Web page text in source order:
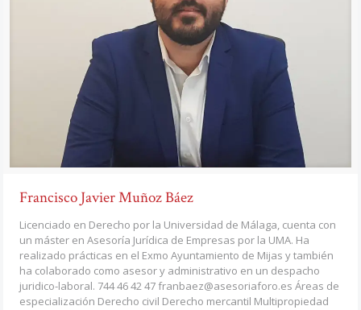
Francisco Javier Muñoz Báez
Licenciado en Derecho por la Universidad de Málaga, cuenta con
un máster en Asesoría Jurídica de Empresas por la UMA. Ha
realizado prácticas en el Exmo Ayuntamiento de Mijas y también
ha colaborado como asesor y administrativo en un despacho
juridico-laboral. 744 46 42 47 franbaez@asesoriaforo.es Áreas de
especialización Derecho civil Derecho mercantil Multipropiedad